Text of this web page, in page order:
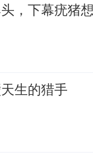
，下幕疣猪
生的猎手